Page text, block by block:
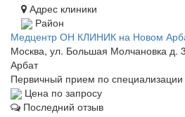
Адрес клиники
Район
Медцентр ОН КЛИНИК на Новом
Москва, ул. Большая Молчановка д.
Арбат
Первичный прием по специализации
Цена по запросу
Последний отзыв